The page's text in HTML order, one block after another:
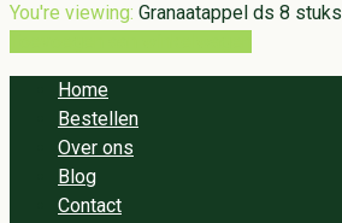
You're viewing: Granaatappel ds 8 stuks
Home
Bestellen
Over ons
Blog
Contact